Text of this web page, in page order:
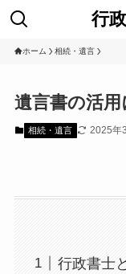
行
ホーム 相続・遺言
遺言書の活
相続・遺言 2025年
行政書士